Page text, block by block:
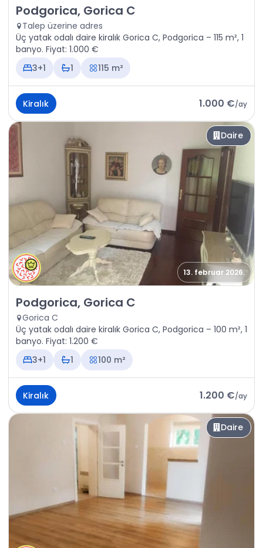
Kiralık - Daire Podgorica, Gorica C
Podgorica, Gorica C
Talep üzerine adres
Üç yatak odalı daire kiralık Gorica C, Podgorica – 115 m², 1
banyo. Fiyat: 1.000 €
3+1
1 115 m²
Kiralık 1.000 €/ay
Daire
13. februar 2026.
Kiralık - Daire Podgorica, Gorica C
Podgorica, Gorica C
Gorica C
Üç yatak odalı daire kiralık Gorica C, Podgorica – 100 m², 1
banyo. Fiyat: 1.200 €
3+1
1 100 m²
Kiralık 1.200 €/ay
Daire